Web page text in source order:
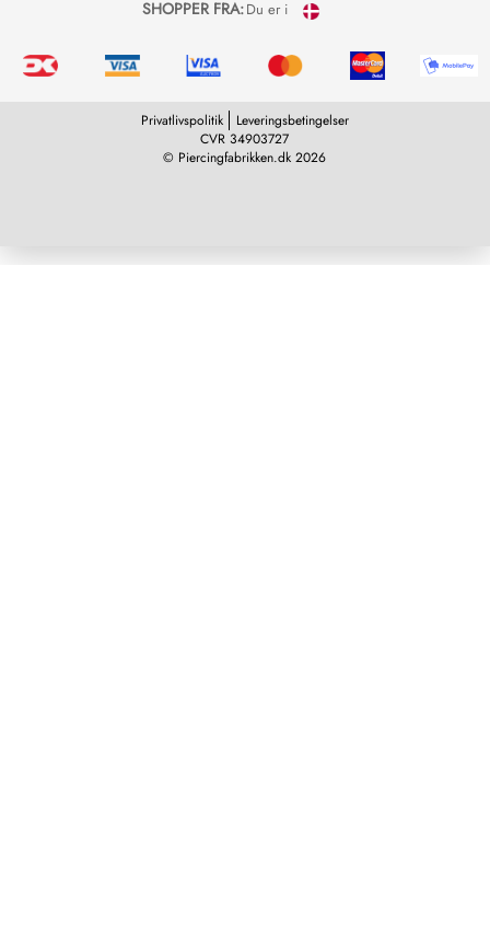
SHOPPER FRA:Du er i
© Piercingfabrikken.dk 2026
CVR 34903727
Privatlivspolitik Leveringsbetingelser